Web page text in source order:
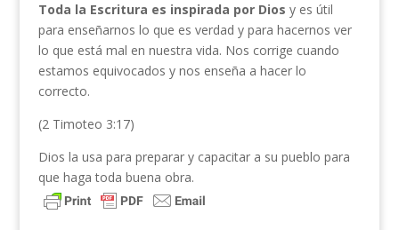
Toda la Escritura es inspirada por Dios y es útil
para enseñarnos lo que es verdad y para hacernos ver
lo que está mal en nuestra vida. Nos corrige cuando
estamos equivocados y nos enseña a hacer lo
correcto.
(2 Timoteo 3:17)
Dios la usa para preparar y capacitar a su pueblo para
que haga toda buena obra.